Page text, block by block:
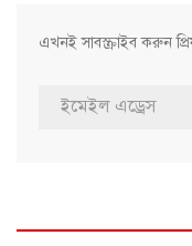
এখনই সাবস্ক্রাইব করুন